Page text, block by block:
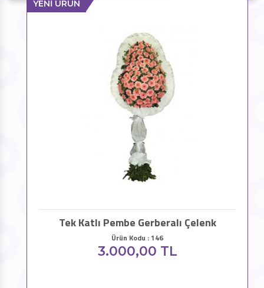
YENİ ÜRÜN
Tek Katlı Pembe Gerberalı Çelenk
Ürün Kodu : 146
3.000,00 TL